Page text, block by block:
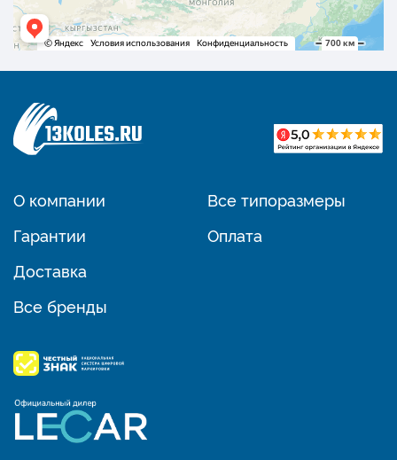
О компании
Гарантии
Доставка
Все бренды
Все типоразмеры
Оплата